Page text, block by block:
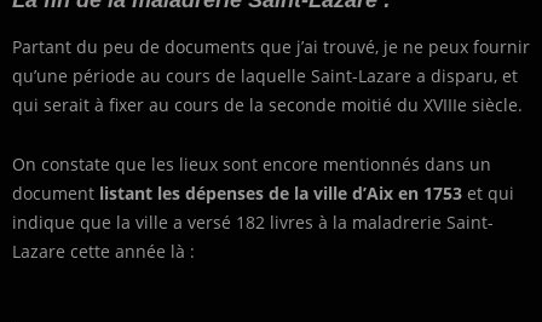
Partant du peu de documents que j’ai trouvé, je ne peux fournir
qu’une période au cours de laquelle Saint-Lazare a disparu, et
qui serait à fixer au cours de la seconde moitié du XVIIIe siècle.
On constate que les lieux sont encore mentionnés dans un
document listant les dépenses de la ville d’Aix en 1753 et qui
indique que la ville a versé 182 livres à la maladrerie Saint-
Lazare cette année là :